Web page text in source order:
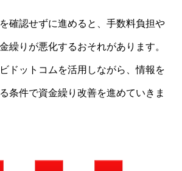
確認せずに進めると、手数料負担や
繰りが悪化するおそれがあります。
ドットコムを活用しながら、情報を
条件で資金繰り改善を進めていきま